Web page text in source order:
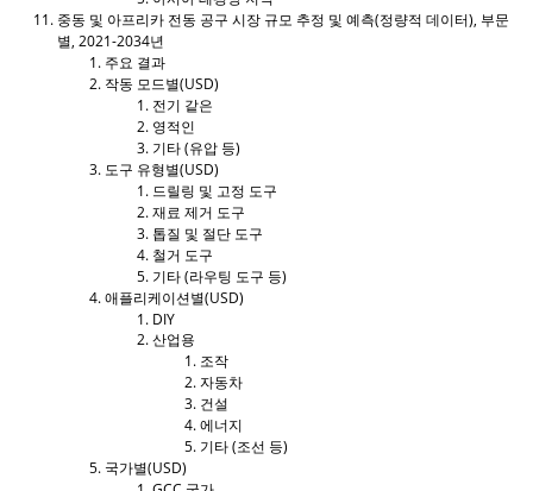
중동 및 아프리카 전동 공구 시장 규모 추정 및 예측(정량적 데이터), 부문
별, 2021-2034년
주요 결과
작동 모드별(USD)
전기 같은
영적인
기타 (유압 등)
도구 유형별(USD)
드릴링 및 고정 도구
재료 제거 도구
톱질 및 절단 도구
철거 도구
기타 (라우팅 도구 등)
애플리케이션별(USD)
DIY
산업용
조작
자동차
건설
에너지
기타 (조선 등)
국가별(USD)